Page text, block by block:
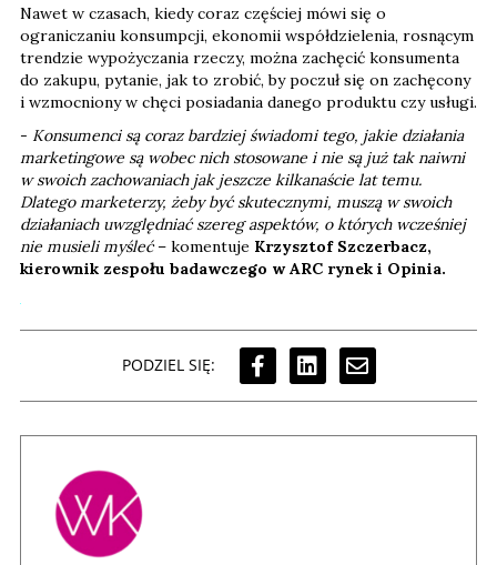
Nawet w czasach, kiedy coraz częściej mówi się o
ograniczaniu konsumpcji, ekonomii współdzielenia, rosnącym
trendzie wypożyczania rzeczy, można zachęcić konsumenta
do zakupu, pytanie, jak to zrobić, by poczuł się on zachęcony
i wzmocniony w chęci posiadania danego produktu czy usługi.
- Konsumenci są coraz bardziej świadomi tego, jakie działania
marketingowe są wobec nich stosowane i nie są już tak naiwni
w swoich zachowaniach jak jeszcze kilkanaście lat temu.
Dlatego marketerzy, żeby być skutecznymi, muszą w swoich
działaniach uwzględniać szereg aspektów, o których wcześniej
nie musieli myśleć– komentuje Krzysztof Szczerbacz,
kierownik zespołu badawczego w ARC rynek i Opinia.
PODZIEL SIĘ: